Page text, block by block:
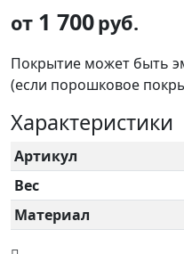
от 1 700руб.
Покрытие может быть
(если порошковое
Характеристики
Артикул
Вес
Материал